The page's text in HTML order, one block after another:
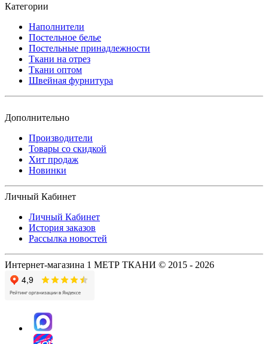
Категории
Наполнители
Постельное белье
Постельные принадлежности
Ткани на отрез
Ткани оптом
Швейная фурнитура
Дополнительно
Производители
Товары со скидкой
Хит продаж
Новинки
Личный Кабинет
Личный Кабинет
История заказов
Рассылка новостей
Интернет-магазина 1 МЕТР ТКАНИ © 2015 - 2026